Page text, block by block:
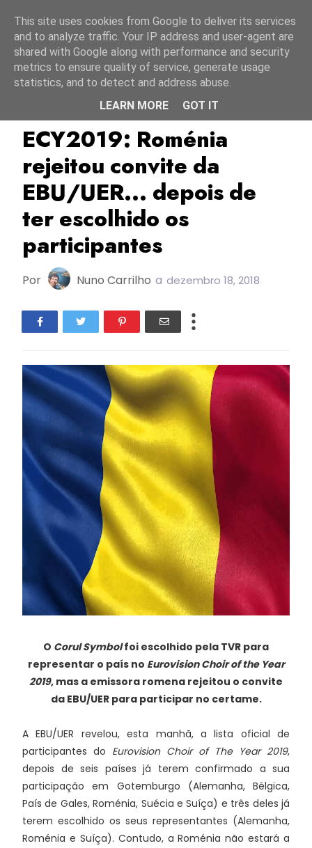
Choir Of The Year ECY2019
ECY2019: Roménia
rejeitou convite da
EBU/UER... depois de
ter escolhido os
participantes
Por Nuno Carrilho a dezembro 18, 2018
O Corul Symbolfoi escolhido pela TVR para
representar o país no Eurovision Choir of the Year
2019, mas a emissora romena rejeitou o convite
da EBU/UER para participar no certame.
A EBU/UER revelou, esta manhã, a lista oficial de
participantes do Eurovision Choir of The Year 2019,
depois de seis países já terem confirmado a sua
participação em Gotemburgo (Alemanha, Bélgica,
País de Gales, Roménia, Suécia e Suíça) e três deles já
terem escolhido os seus representantes (Alemanha,
Roménia e Suíça). Contudo, a Roménia não estará a
This site uses cookies from Google to deliver its services
and to analyze traffic. Your IP address and user-agent are
shared with Google along with performance and security
metrics to ensure quality of service, generate usage
statistics, and to detect and address abuse.
LEARN MORE
GOT IT